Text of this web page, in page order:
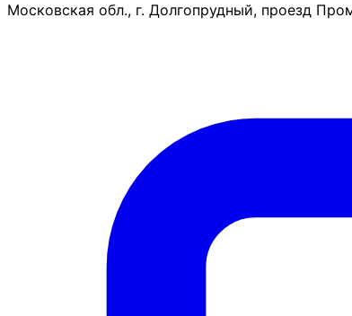
Московская обл., г. Долгопрудный, проезд